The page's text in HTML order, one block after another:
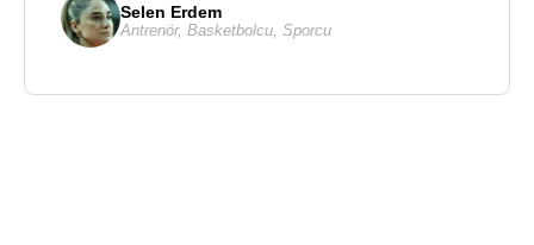
Selen Erdem
Antrenör, Basketbolcu Sporcu